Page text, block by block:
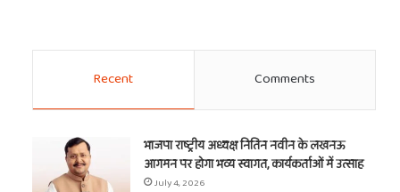
Recent Comments
भाजपा राष्ट्रीय अध्यक्ष नितिन नवीन के लखनऊ
आगमन पर होगा भव्य स्वागत, कार्यकर्ताओं में उत्साह
July 4, 2026